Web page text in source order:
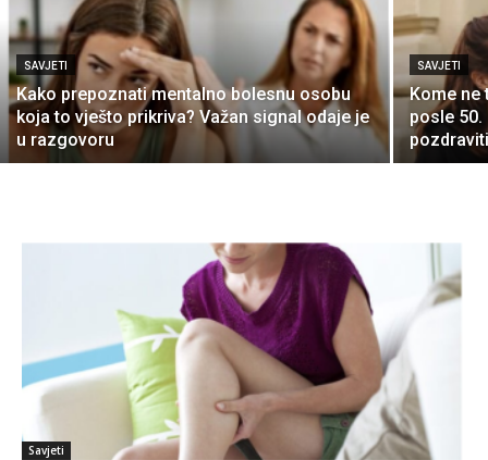
SAVJETI
Kako prepoznati mentalno bolesnu osobu
koja to vješto prikriva? Važan signal odaje je
u razgovoru
SAVJETI
Kome ne
posle
Savjeti